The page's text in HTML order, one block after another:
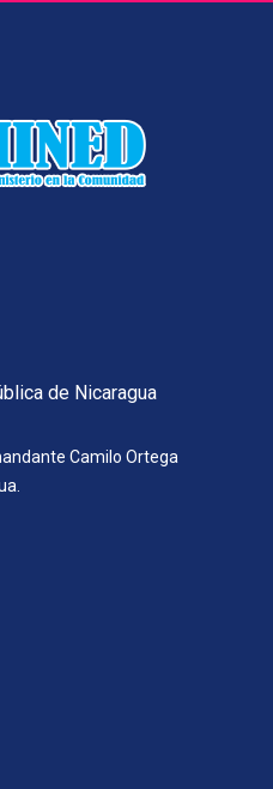
de Nicaragua
Camilo Ortega